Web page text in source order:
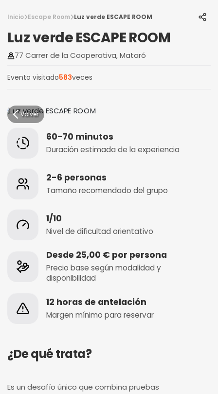
Inicio Escape Room Luz verde ESCAPE ROOM
Luz verde ESCAPE ROOM
77 Carrer de la Cooperativa, Mataró
Evento visitado583veces
Volver
60-70 minutos
Duración estimada de la experiencia
2-6 personas
Tamaño recomendado del grupo
1/10
Nivel de dificultad orientativo
Desde 25,00 € por persona
Precio base según modalidad y
disponibilidad
12 horas de antelación
Margen mínimo para reservar
¿De qué trata?
Es un desafío único que combina pruebas